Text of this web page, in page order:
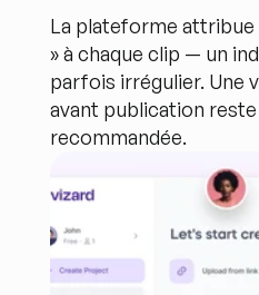
La plateforme attribue
» à chaque clip — un
parfois irrégulier. Une
avant publication
recommandée.